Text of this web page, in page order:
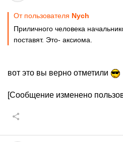
От пользователя Nych
Приличного человека
поставят. Это- аксиома.
вот это вы верно отметили
[Сообщение изменено